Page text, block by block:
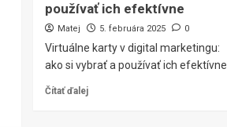
používať ich efektívne
Matej 5. februára 2025 0
Virtuálne karty v digital marketingu:
ako si vybrať a používať ich efektívne
Čítať ďalej